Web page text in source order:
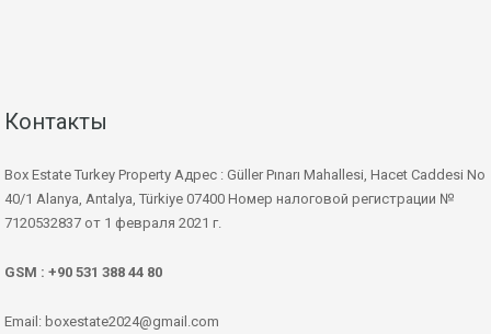
Контакты
Box Estate Turkey Property Адрес : Güller Pınarı Mahallesi, Hacet Caddesi No
40/1 Alanya, Antalya, Türkiye 07400 Номер налоговой регистрации №
7120532837 от 1 февраля 2021 г.
GSM : +90 531 388 44 80
Email: boxestate2024@gmail.com